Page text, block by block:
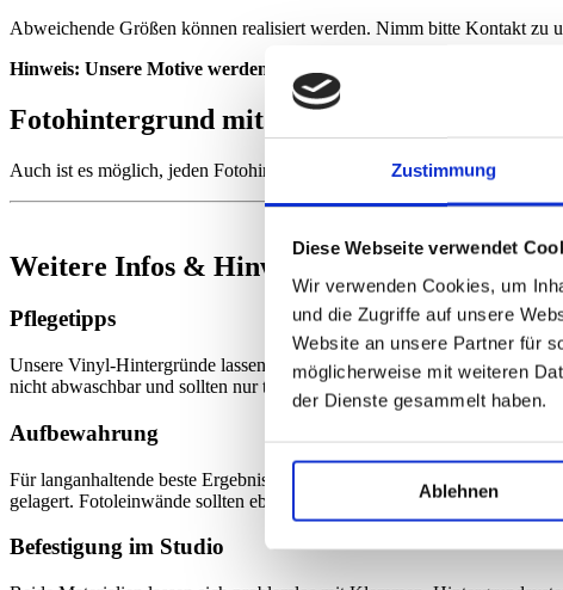
Zustimmung
Diese Webseite verwendet
Wir verwenden Cookies, um
und die Zugriffe auf unsere
Website an unsere Partner für
möglicherweise mit weiteren
der Dienste gesammelt haben.
Ablehnen
Abweichende Größen können realisiert werden. Nimm bitte Kontakt zu
Hinweis: Unsere Motive werden maßstabsgetreu verkleinert.
Fotohintergrund mit Floor
Auch ist es möglich, jeden Fotohintergrund um ein Floor-Element nach
Weitere Infos & Hinweise
Pflegetipps
Unsere Vinyl-Hintergründe lassen sich ganz einfach mit einem
nicht abwaschbar und sollten nur trocken mit einem weichen Tuch
Aufbewahrung
Für langanhaltende beste Ergebnisse bewahre Deine Fotohintergründe
gelagert. Fotoleinwände sollten ebenfalls gerollt, jedoch mit einem
Befestigung im Studio